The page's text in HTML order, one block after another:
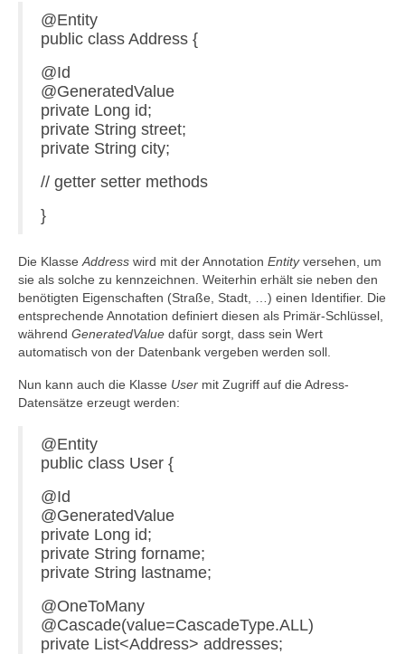
@Entity
public class Address {
@Id
@GeneratedValue
private Long id;
private String street;
private String city;
// getter setter methods
}
Die Klasse Address wird mit der Annotation Entityversehen, um
sie als solche zu kennzeichnen. Weiterhin erhält sie neben den
benötigten Eigenschaften (Straße, Stadt, …) einen Identifier. Die
entsprechende Annotation definiert diesen als Primär-Schlüssel,
während GeneratedValue dafür sorgt, dass sein Wert
automatisch von der Datenbank vergeben werden soll.
Nun kann auch die Klasse User mit Zugriff auf die Adress-
Datensätze erzeugt werden:
@Entity
public class User {
@Id
@GeneratedValue
private Long id;
private String forname;
private String lastname;
@OneToMany
@Cascade(value=CascadeType.ALL)
private List<Address> addresses;